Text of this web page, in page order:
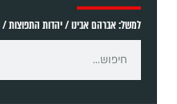
למשל: אברהם אבינו / יהדות